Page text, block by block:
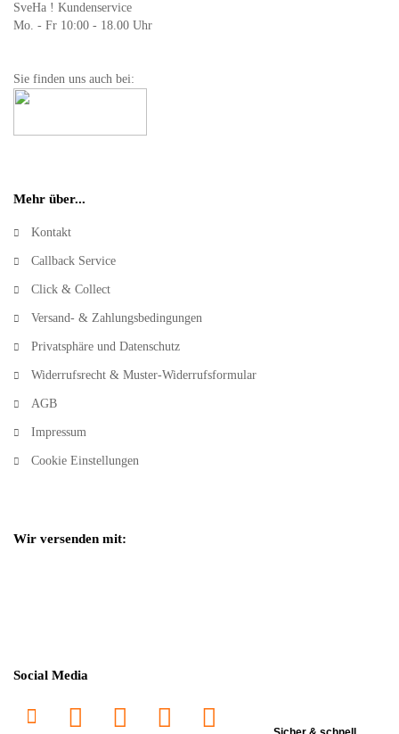
SveHa ! Kundenservice
Mo. - Fr 10:00 - 18.00 Uhr
Sie finden uns auch bei:
Mehr über...
Kontakt
Callback Service
Click & Collect
Versand- & Zahlungsbedingungen
Privatsphäre und Datenschutz
Widerrufsrecht & Muster-Widerrufsformular
AGB
Impressum
Cookie Einstellungen
Wir versenden mit:
Social Media